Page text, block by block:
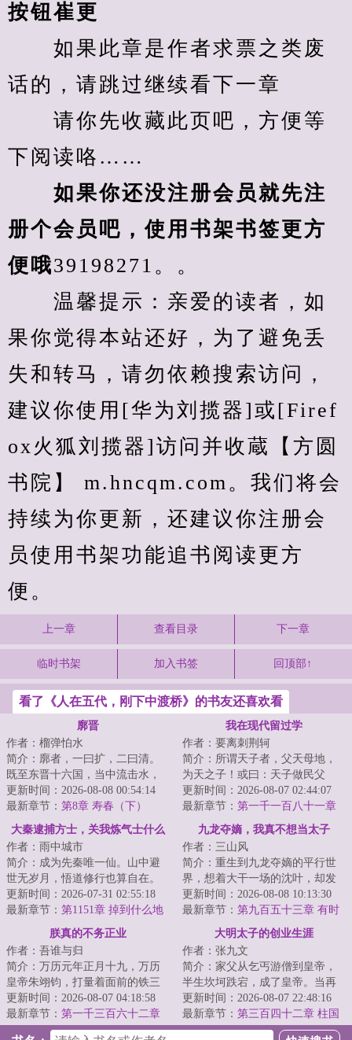
按钮崔更
如果此章是作者求票之类废
话的，请跳过继续看下一章
请你先收藏此页吧，方便等
下阅读咯……
如果你还没注册会员就先注
册个会员吧，使用书架书签更方
便哦39198271。。
温馨提示：亲爱的读者，如
果你觉得本站还好，为了避免丢
失和转马，请勿依赖搜索访问，
建议你使用[华为刘揽器]或[Firef
ox火狐刘揽器]访问并收蔵【方圆
书院】 m.hncqm.com。我们将会
持续为你更新，还建议你注册会
员使用书架功能追书阅读更方
便。
上一章 查看目录 下一章
临时书架 加入书签 回顶部↑
看了《人在五代，刚下中渡桥》的书友还喜欢看
廓晋
作者：榴弹怕水
简介：廓者，一曰扩，二曰清。
既至东晋十六国，当中流击水，
矢志北伐，先驱中原五胡，再扫
朝堂士族门阀。...
更新时间：2026-08-08 00:54:14
最新章节： 第8章 寿春（下）
我在现代留过学
作者：要离刺荆轲
简介：所谓天子者，父天母地，
为天之子！或曰：天子做民父
母，以为天下王！而朕，曾为天
子！承六世之余烈...
更新时间：2026-08-07 02:44:07
最新章节： 第一千一百八十一章
人选
大秦逮捕方士，关我炼气士什么
作者：雨中城市
简介：成为先秦唯一仙。山中避
世无岁月，悟道修行也算自在。
为了炼丹，使用术法趋势万灵野
兽采来灵草。作...
更新时间：2026-07-31 02:55:18
最新章节： 第1151章 掉到什么地
九龙夺嫡，我真不想当太子
作者：三山风
简介：重生到九龙夺嫡的平行世
界，想着大干一场的沈叶，却发
现自己竟然成了被群起而攻之的
太子。知道太子...
更新时间：2026-08-08 10:13:30
最新章节： 第九百五十三章 有时
候，我和父皇是一样的人
朕真的不务正业
作者：吾谁与归
简介：万历元年正月十九，万历
皇帝朱翊钧，打量着面前的铁三
角。第一位盟友面相颇为和善，
她是大明的太后...
更新时间：2026-08-07 04:18:58
最新章节： 第一千三百六十二章
不过一念为苍生
大明太子的创业生涯
作者：张九文
简介：家父从乞丐游僧到皇帝，
半生坎坷跌宕，成了皇帝。当再
一次回忆起创业时期，朱标总会
想起，那时的父...
更新时间：2026-08-07 22:48:16
最新章节： 第三百四十二章 柱国
姐夫